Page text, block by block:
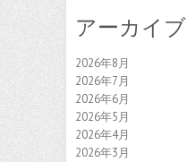
アーカイブ
2026年8月
2026年7月
2026年6月
2026年5月
2026年4月
2026年3月